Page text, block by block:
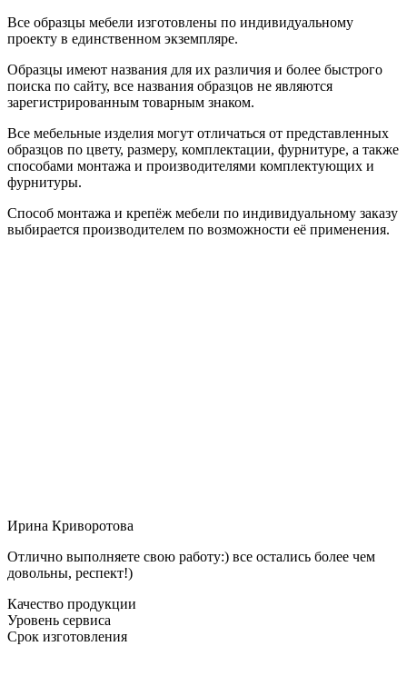
Все образцы мебели изготовлены по индивидуальному
проекту в единственном экземпляре.
Образцы имеют названия для их различия и более быстрого
поиска по сайту, все названия образцов не являются
зарегистрированным товарным знаком.
Все мебельные изделия могут отличаться от представленных
образцов по цвету, размеру, комплектации, фурнитуре, а также
способами монтажа и производителями комплектующих и
фурнитуры.
Способ монтажа и крепёж мебели по индивидуальному заказу
выбирается производителем по возможности её применения.
Ирина Криворотова
Отлично выполняете свою работу:) все остались более чем
довольны, респект!)
Качество продукции
Уровень сервиса
Срок изготовления